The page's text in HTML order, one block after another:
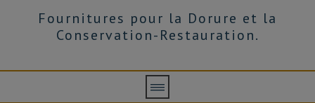
Fournitures pour la Dorure et la
Conservation-Restauration.